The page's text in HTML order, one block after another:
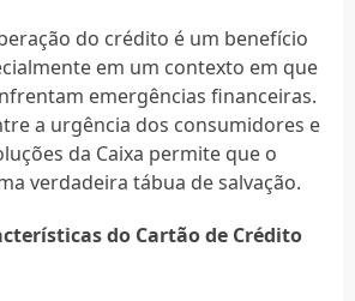
do crédito é um benefício
em um contexto em que
emergências financeiras.
a urgência dos consumidores e
da Caixa permite que o
verdadeira tábua de salvação.
do Cartão de Crédito